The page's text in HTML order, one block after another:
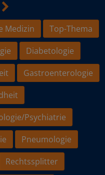
Medizin
Top-Thema
Diabetologie
Gastroenterologie
Psychiatrie
Pneumologie
Rechtssplitter